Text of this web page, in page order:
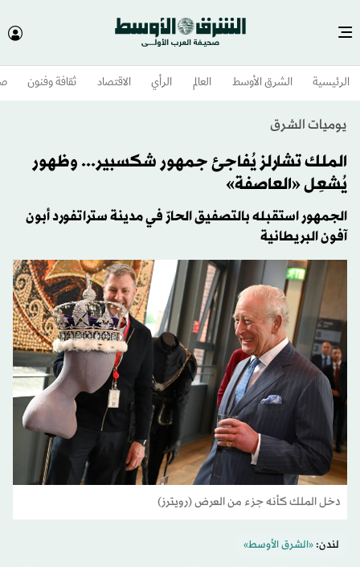
الرئيسية الشرق الأوسط​ العالم الرأي الاقتصاد ثقافة وفنون
يوميات الشرق
الملك تشارلز يُفاجئ جمهور شكسبير... وظهور
يُشعِل «العاصفة»
الجمهور استقبله بالتصفيق الحارّ في مدينة ستراتفورد أبون
آفون البريطانية
دخل الملك كأنه جزء من العرض (رويترز)
لندن:«الشرق الأوسط»